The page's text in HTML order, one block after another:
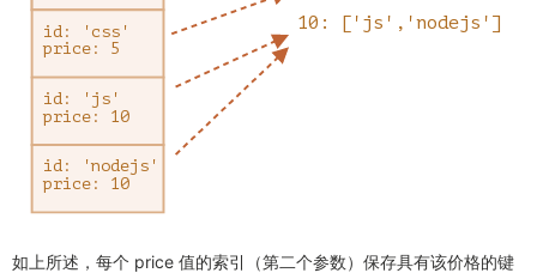
如上所述，每个 price 值的索引（第二个参数）保存具有该价格的键